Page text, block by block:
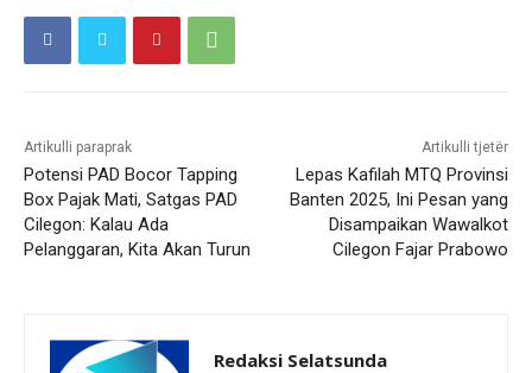
Artikulli paraprak
Potensi PAD Bocor Tapping
Box Pajak Mati, Satgas PAD
Cilegon: Kalau Ada
Pelanggaran, Kita Akan Turun
Artikulli tjetër
Lepas Kafilah MTQ Provinsi
Banten 2025, Ini Pesan yang
Disampaikan Wawalkot
Cilegon Fajar Prabowo
Redaksi Selatsunda